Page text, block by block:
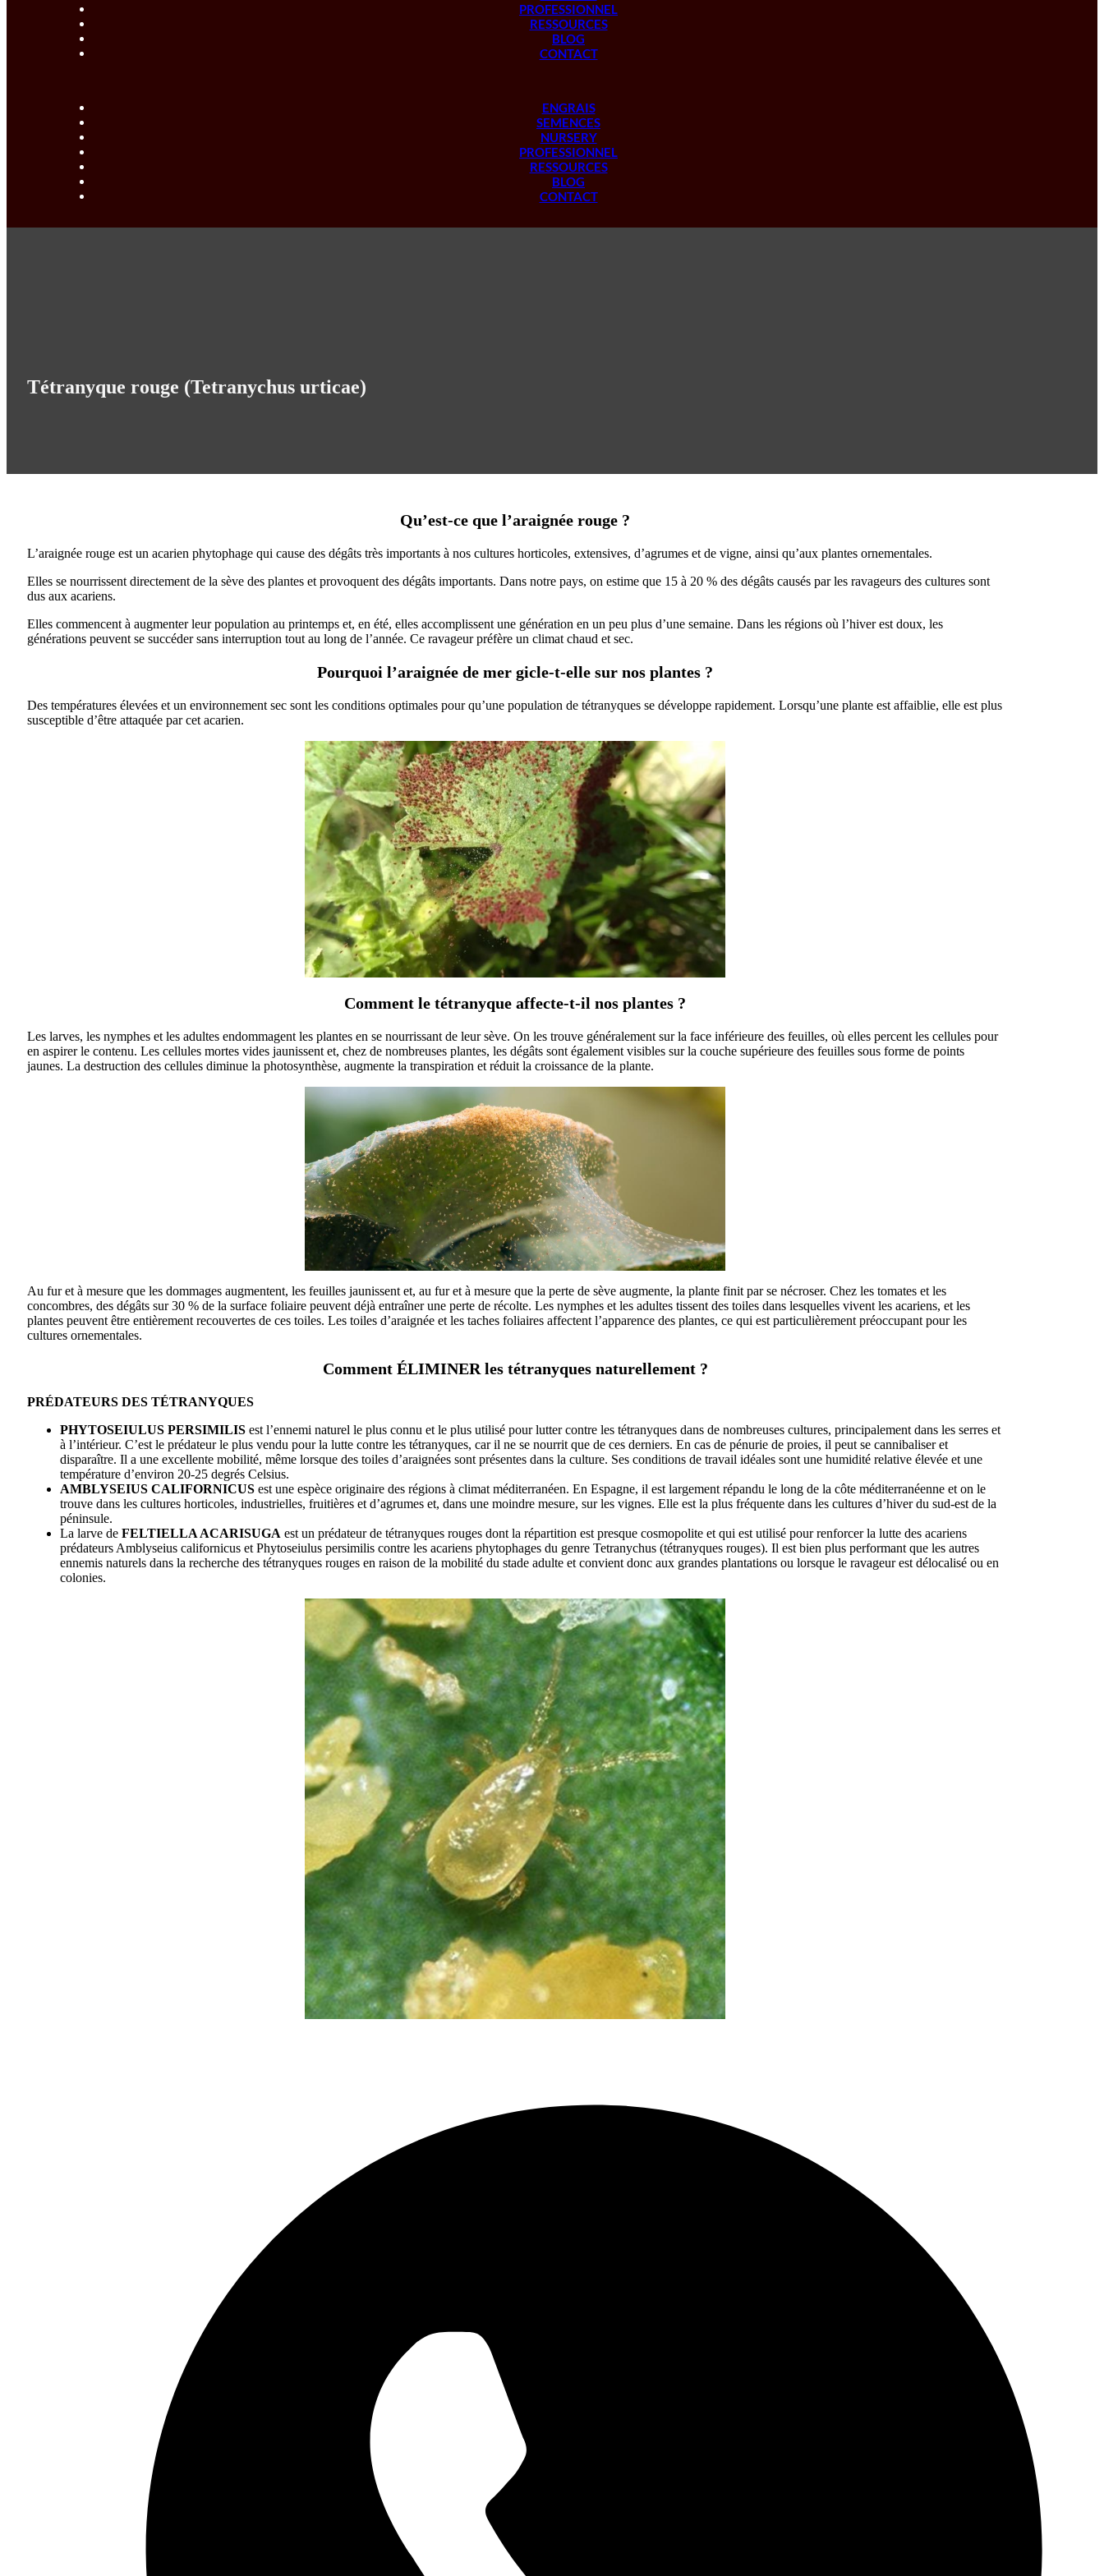
PROFESSIONNEL
RESSOURCES
BLOG
CONTACT
ENGRAIS
SEMENCES
NURSERY
PROFESSIONNEL
RESSOURCES
BLOG
CONTACT
Tétranyque rouge (Tetranychus urticae)
Qu’est-ce que l’araignée rouge ?
L’araignée rouge est un acarien phytophage qui cause des dégâts très importants à nos cultures horticoles, extensives, d’agrumes et de vigne, ainsi qu’aux plantes ornementales.
Elles se nourrissent directement de la sève des plantes et provoquent des dégâts importants. Dans notre pays, on estime que 15 à 20 % des dégâts causés par les ravageurs des cultures sont
dus aux acariens.
Elles commencent à augmenter leur population au printemps et, en été, elles accomplissent une génération en un peu plus d’une semaine. Dans les régions où l’hiver est doux, les
générations peuvent se succéder sans interruption tout au long de l’année. Ce ravageur préfère un climat chaud et sec.
Pourquoi l’araignée de mer gicle-t-elle sur nos plantes ?
Des températures élevées et un environnement sec sont les conditions optimales pour qu’une population de tétranyques se développe rapidement. Lorsqu’une plante est affaiblie, elle est plus
susceptible d’être attaquée par cet acarien.
Comment le tétranyque affecte-t-il nos plantes ?
Les larves, les nymphes et les adultes endommagent les plantes en se nourrissant de leur sève. On les trouve généralement sur la face inférieure des feuilles, où elles percent les cellules pour
en aspirer le contenu. Les cellules mortes vides jaunissent et, chez de nombreuses plantes, les dégâts sont également visibles sur la couche supérieure des feuilles sous forme de points
jaunes. La destruction des cellules diminue la photosynthèse, augmente la transpiration et réduit la croissance de la plante.
Au fur et à mesure que les dommages augmentent, les feuilles jaunissent et, au fur et à mesure que la perte de sève augmente, la plante finit par se nécroser. Chez les tomates et les
concombres, des dégâts sur 30 % de la surface foliaire peuvent déjà entraîner une perte de récolte. Les nymphes et les adultes tissent des toiles dans lesquelles vivent les acariens, et les
plantes peuvent être entièrement recouvertes de ces toiles. Les toiles d’araignée et les taches foliaires affectent l’apparence des plantes, ce qui est particulièrement préoccupant pour les
cultures ornementales.
Comment ÉLIMINER les tétranyques naturellement ?
PRÉDATEURS DES TÉTRANYQUES
PHYTOSEIULUS PERSIMILIS est l’ennemi naturel le plus connu et le plus utilisé pour lutter contre les tétranyques dans de nombreuses cultures, principalement dans les serres et
à l’intérieur. C’est le prédateur le plus vendu pour la lutte contre les tétranyques, car il ne se nourrit que de ces derniers. En cas de pénurie de proies, il peut se cannibaliser et
disparaître. Il a une excellente mobilité, même lorsque des toiles d’araignées sont présentes dans la culture. Ses conditions de travail idéales sont une humidité relative élevée et une
température d’environ 20-25 degrés Celsius.
AMBLYSEIUS CALIFORNICUS est une espèce originaire des régions à climat méditerranéen. En Espagne, il est largement répandu le long de la côte méditerranéenne et on le
trouve dans les cultures horticoles, industrielles, fruitières et d’agrumes et, dans une moindre mesure, sur les vignes. Elle est la plus fréquente dans les cultures d’hiver du sud-est de la
péninsule.
La larve de FELTIELLA ACARISUGA est un prédateur de tétranyques rouges dont la répartition est presque cosmopolite et qui est utilisé pour renforcer la lutte des acariens
prédateurs Amblyseius californicus et Phytoseiulus persimilis contre les acariens phytophages du genre Tetranychus (tétranyques rouges). Il est bien plus performant que les autres
ennemis naturels dans la recherche des tétranyques rouges en raison de la mobilité du stade adulte et convient donc aux grandes plantations ou lorsque le ravageur est délocalisé ou en
colonies.